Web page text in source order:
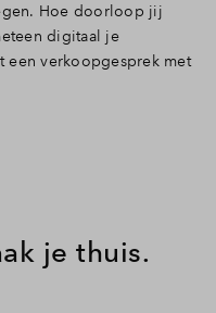
Hoe doorloop jij
digitaal je
een verkoopgesprek met
je thuis.